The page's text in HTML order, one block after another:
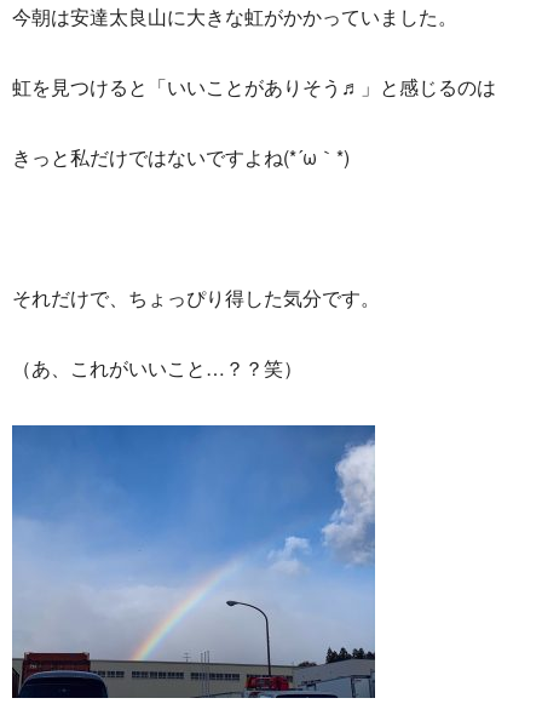
今朝は安達太良山に大きな虹がかかっていました。
虹を見つけると「いいことがありそう♬」と感じるのは
きっと私だけではないですよね(*´ω｀*)
それだけで、ちょっぴり得した気分です。
（あ、これがいいこと…？？笑）